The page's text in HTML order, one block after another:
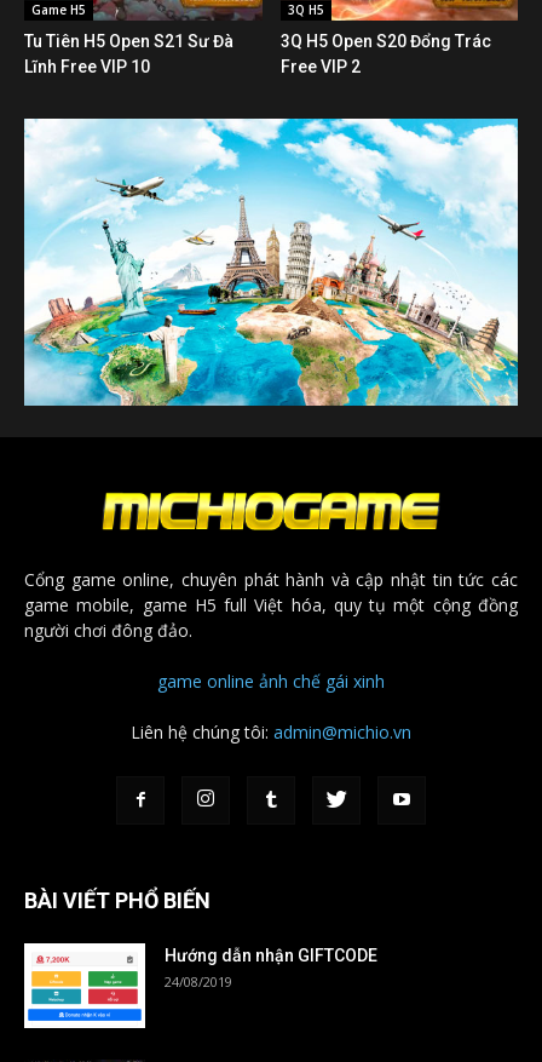
Game H5
Tu Tiên H5 Open S21 Sư Đà
Lĩnh Free VIP 10
3Q H5
3Q H5 Open S20 Đổng Trác
Free VIP 2
Cổng game online, chuyên phát hành và cập nhật tin tức các
game mobile, game H5 full Việt hóa, quy tụ một cộng đồng
người chơi đông đảo.
game online ảnh chế gái xinh
Liên hệ chúng tôi: admin@michio.vn
BÀI VIẾT PHỔ BIẾN
Hướng dẫn nhận GIFTCODE
24/08/2019